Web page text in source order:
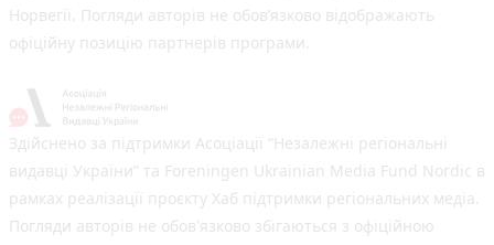
Норвегії. Погляди авторів не обов’язково відображають
офіційну позицію партнерів програми.
Здійснено за підтримки Асоціації “Незалежні регіональні
видавці України” та Foreningen Ukrainian Media Fund Nordic в
рамках реалізації проєкту Хаб підтримки регіональних медіа.
Погляди авторів не обов'язково збігаються з офіційною